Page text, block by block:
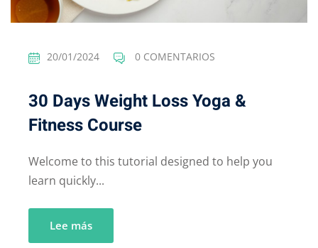
20/01/2024 0 COMENTARIOS
30 Days Weight Loss Yoga &
Fitness Course
Welcome to this tutorial designed to help you
learn quickly...
Lee más